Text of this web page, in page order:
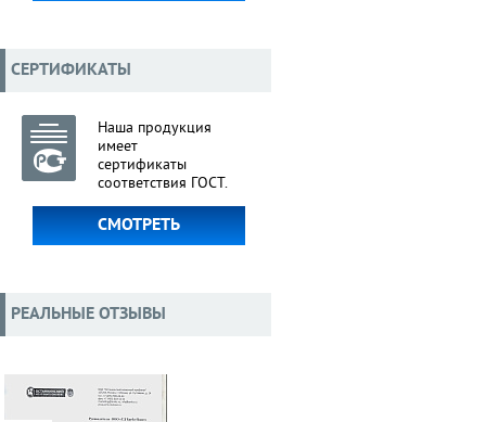
СЕРТИФИКАТЫ
Наша продукция
имеет
сертификаты
соответствия ГОСТ.
СМОТРЕТЬ
РЕАЛЬНЫЕ ОТЗЫВЫ